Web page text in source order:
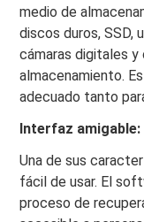
medio de
discos duros, SSD,
cámaras digitales
almacenamiento.
adecuado tanto
Interfaz amigable:
Una de sus
fácil de usar. El
proceso de